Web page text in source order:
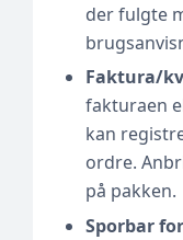
der fulgte
Faktura/
fakturaen
kan
ordre.
på pakken.
Sporbar